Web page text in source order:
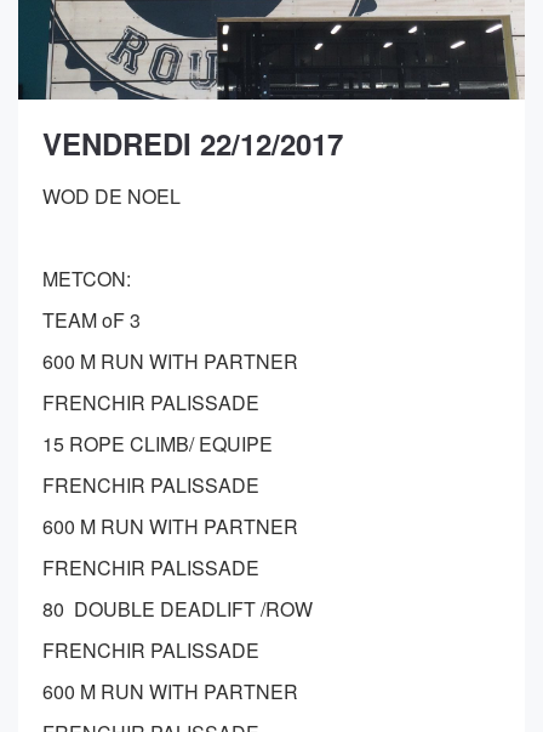
VENDREDI 22/12/2017
WOD DE NOEL
METCON:
TEAM oF 3
600 M RUN WITH PARTNER
FRENCHIR PALISSADE
15 ROPE CLIMB/ EQUIPE
FRENCHIR PALISSADE
600 M RUN WITH PARTNER
FRENCHIR PALISSADE
80 DOUBLE DEADLIFT /ROW
FRENCHIR PALISSADE
600 M RUN WITH PARTNER